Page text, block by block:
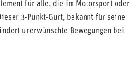
für alle, die im Motorsport oder
3-Punkt-Gurt, bekannt für seine
unerwünschte Bewegungen bei